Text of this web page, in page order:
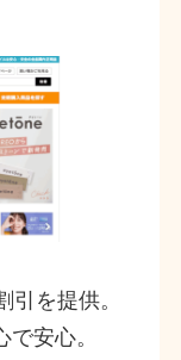
を提供。
安心。